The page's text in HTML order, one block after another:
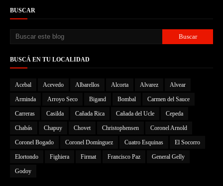
BUSCAR
BUSCÁ EN TU LOCALIDAD
Acebal Acevedo Albarellos Alcorta Alvarez Alvear
Arminda Arroyo Seco Bigand Bombal Carmen del Sauce
Carreras Casilda Cañada Rica Cañada del Ucle Cepeda
Chabás Chapuy Chovet Christophensen Coronel Arnold
Coronel Bogado Coronel Domínguez Cuatro Esquinas El Socorro
Elortondo Fighiera Firmat Francisco Paz General Gelly
Godoy